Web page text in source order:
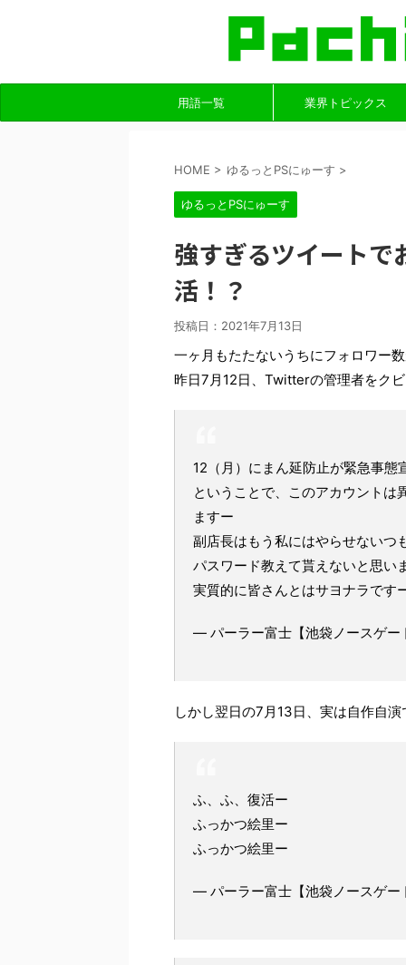
用語一覧 業界トピックス
HOME > ゆるっとPSにゅーす >
ゆるっとPSにゅーす
強すぎるツイート
活！？
投稿日： 2021年7月13日
一ヶ月もたたないうちにフォロワー
昨日7月12日、Twitterの管理者をク
12（月）にまん延防止が緊急事
ということで、このアカウントは
ますー
副店長はもう私にはやらせないつ
パスワード教えて貰えないと思い
実質的に皆さんとはサヨナラです
— パーラー富士【池袋ノースゲ
しかし翌日の7月13日、実は自作自
ふ、ふ、復活ー
ふっかつ絵里ー
ふっかつ絵里ー
— パーラー富士【池袋ノースゲ